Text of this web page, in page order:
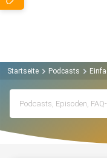
Startseite Podcasts